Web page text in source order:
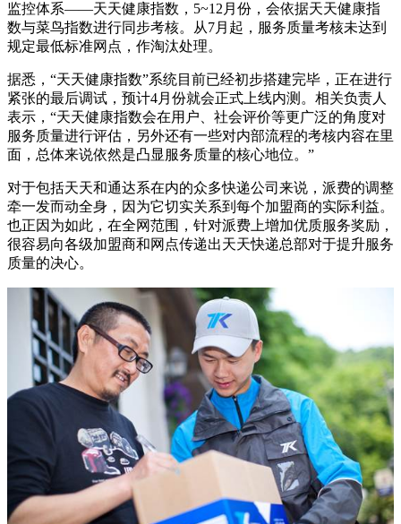
监控体系——天天健康指数，5~12月份，会依据天天健康指
数与菜鸟指数进行同步考核。从7月起，服务质量考核未达到
规定最低标准网点，作淘汰处理。
据悉，“天天健康指数”系统目前已经初步搭建完毕，正在进行
紧张的最后调试，预计4月份就会正式上线内测。相关负责人
表示，“天天健康指数会在用户、社会评价等更广泛的角度对
服务质量进行评估，另外还有一些对内部流程的考核内容在里
面，总体来说依然是凸显服务质量的核心地位。”
对于包括天天和通达系在内的众多快递公司来说，派费的调整
牵一发而动全身，因为它切实关系到每个加盟商的实际利益。
也正因为如此，在全网范围，针对派费上增加优质服务奖励，
很容易向各级加盟商和网点传递出天天快递总部对于提升服务
质量的决心。